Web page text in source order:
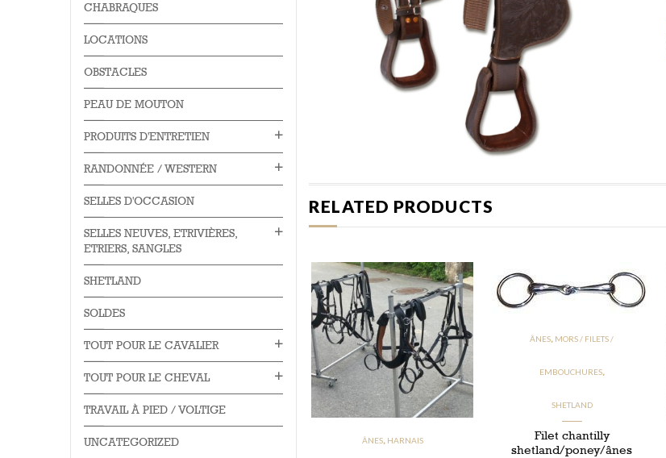
RELATED PRODUCTS
ÂNES, HARNAIS
ÂNES, MORS / FILETS /
EMBOUCHURES,
SHETLAND
Filet chantilly
shetland/poney/ânes
CHABRAQUES
LOCATIONS
OBSTACLES
PEAU DE MOUTON
PRODUITS D'ENTRETIEN
RANDONNÉE / WESTERN
SELLES D'OCCASION
SELLES NEUVES, ETRIVIÈRES,
ETRIERS, SANGLES
SHETLAND
SOLDES
TOUT POUR LE CAVALIER
TOUT POUR LE CHEVAL
TRAVAIL À PIED / VOLTIGE
UNCATEGORIZED